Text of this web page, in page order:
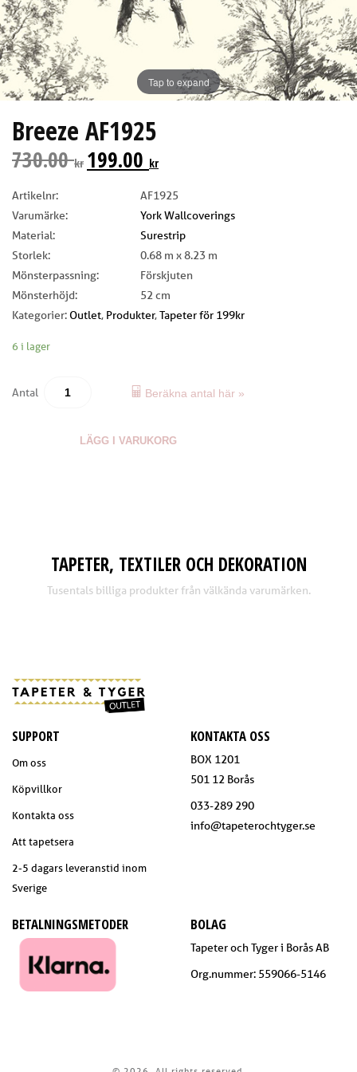
Tap to expand
Breeze AF1925
730.00kr 199.00 kr
Artikelnr:
AF1925
Varumärke:
York Wallcoverings
Material:
Surestrip
Storlek:
0.68 m x 8.23 m
Mönsterpassning:
Förskjuten
Mönsterhöjd:
52 cm
Kategorier: Outlet, Produkter,Tapeter för 199kr
6 i lager
Antal Beräkna antal här »
LÄGG I VARUKORG
TAPETER, TEXTILER OCH DEKORATION
Tusentals billiga produkter från välkända varumärken.
SUPPORT
Om oss
Köpvillkor
Kontakta oss
Att tapetsera
2-5 dagars leveranstid inom
Sverige
KONTAKTA OSS
BOX 1201
501 12 Borås
033-289 290
info@tapeterochtyger.se
BETALNINGSMETODER BOLAG
Tapeter och Tyger i Borås AB
Org.nummer: 559066-5146